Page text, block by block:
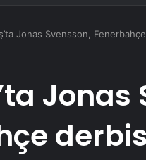
Jonas Svensson,
Jonas